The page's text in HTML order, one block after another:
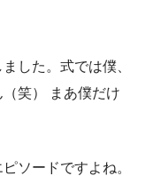
した。式では僕、
笑） まあ僕だけ
ソードですよね。